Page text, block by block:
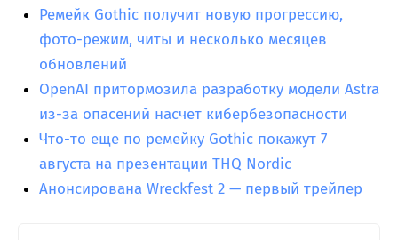
Ремейк Gothic получит новую прогрессию,
фото-режим, читы и несколько месяцев
обновлений
OpenAI притормозила разработку модели Astra
из-за опасений насчет кибербезопасности
Что-то еще по ремейку Gothic покажут 7
августа на презентации THQ Nordic
Анонсирована Wreckfest 2 — первый трейлер